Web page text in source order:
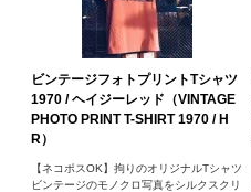
ビンテージフォトプリントTシャツ
1970 / ヘイジーレッド（VINTAGE
PHOTO PRINT T-SHIRT 1970 / H
R）
【ネコポスOK】拘りのオリジナルTシャツ
ビンテージのモノクロ写真をシルクスクリ